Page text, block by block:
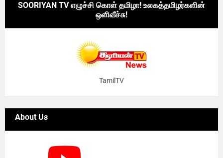
SOORIYAN TV எழுச்சி கொள் தமிழா! உலகத்தமிழர்களின்
ஒளிவீச்சு!
TamilTV
About Us